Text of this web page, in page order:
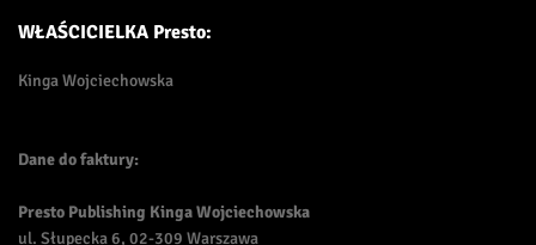
WŁAŚCICIELKA Presto:
Kinga Wojciechowska
Dane do faktury:
Presto Publishing Kinga Wojciechowska
ul. Słupecka 6, 02-309 Warszawa